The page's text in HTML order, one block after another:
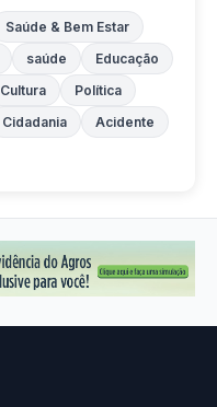
Saúde & Bem Estar
saúde
Educação
Cultura
Política
Cidadania
Acidente